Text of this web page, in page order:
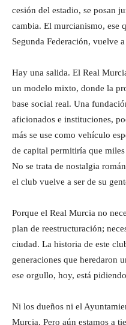
cesión del estadio, se posan
cambia. El murcianismo, ese
Segunda Federación, vuelve
Hay una salida. El Real
un modelo mixto, donde la
base social real. Una
aficionados e instituciones,
más se use como vehículo
de capital permitiría que
No se trata de nostalgia
el club vuelve a ser de su
Porque el Real Murcia no
plan de reestructuración;
ciudad. La historia de este
generaciones que heredaron
ese orgullo, hoy, está
Ni los dueños ni el
Murcia. Pero aún estamos a